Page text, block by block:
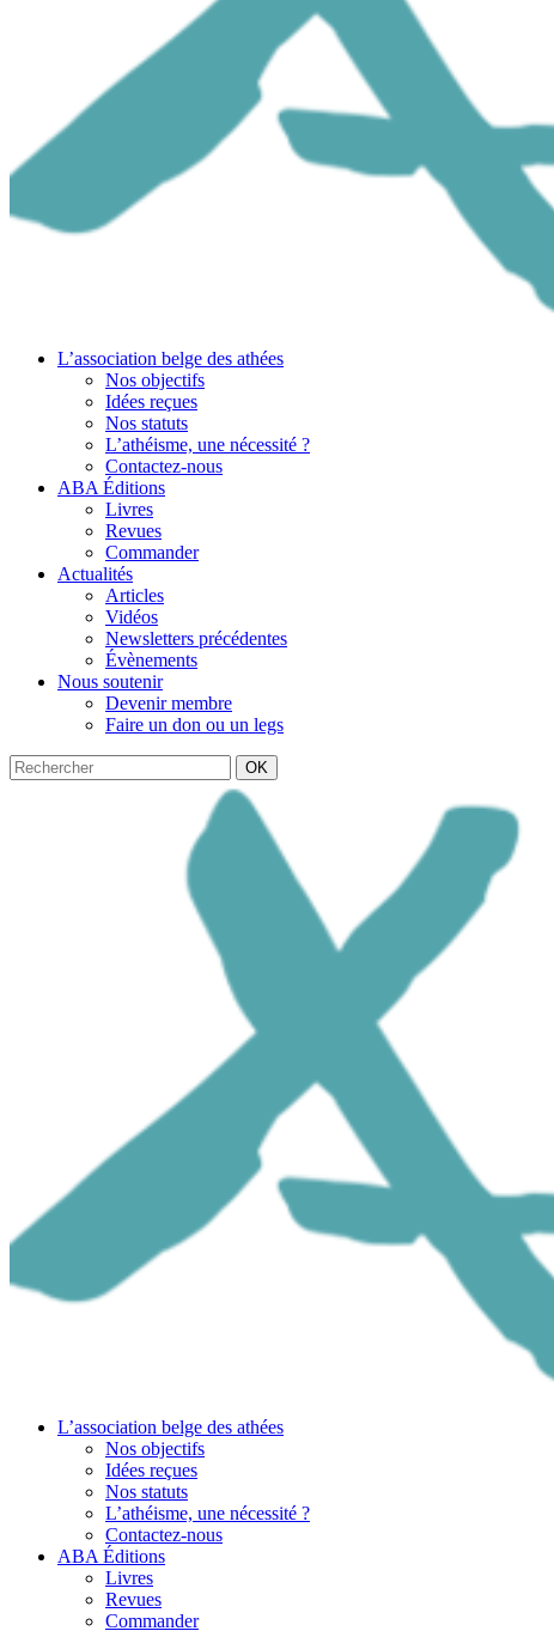
L’association belge des athées
Nos objectifs
Idées reçues
Nos statuts
L’athéisme, une nécessité ?
Contactez-nous
ABA Éditions
Livres
Revues
Commander
Actualités
Articles
Vidéos
Newsletters précédentes
Évènements
Nous soutenir
Devenir membre
Faire un don ou un legs
OK
L’association belge des athées
Nos objectifs
Idées reçues
Nos statuts
L’athéisme, une nécessité ?
Contactez-nous
ABA Éditions
Livres
Revues
Commander